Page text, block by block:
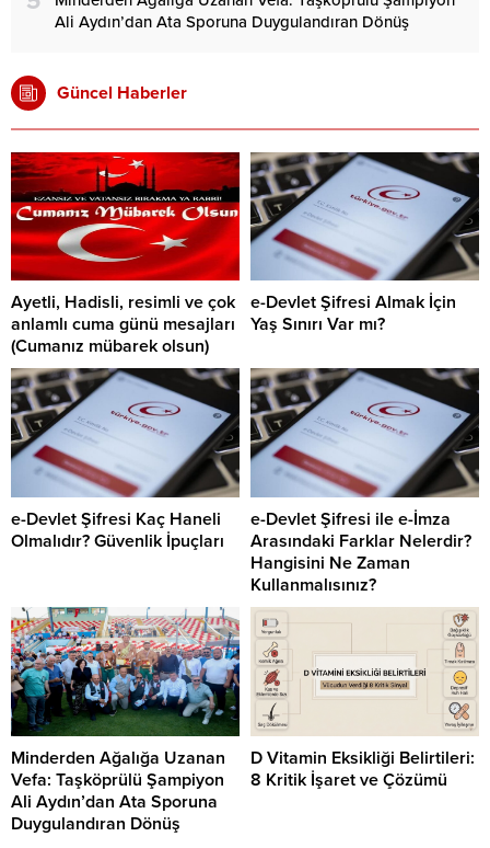
Ali Aydın’dan Ata Sporuna Duygulandıran Dönüş
Güncel Haberler
Ayetli, Hadisli, resimli ve çok
anlamlı cuma günü mesajları
(Cumanız mübarek olsun)
e-Devlet Şifresi Almak İçin
Yaş Sınırı Var mı?
e-Devlet Şifresi Kaç Haneli
Olmalıdır? Güvenlik İpuçları
e-Devlet Şifresi ile e-İmza
Arasındaki Farklar Nelerdir?
Hangisini Ne Zaman
Kullanmalısınız?
Minderden Ağalığa Uzanan
Vefa: Taşköprülü Şampiyon
Ali Aydın’dan Ata Sporuna
Duygulandıran Dönüş
D Vitamin Eksikliği Belirtileri:
8 Kritik İşaret ve Çözümü